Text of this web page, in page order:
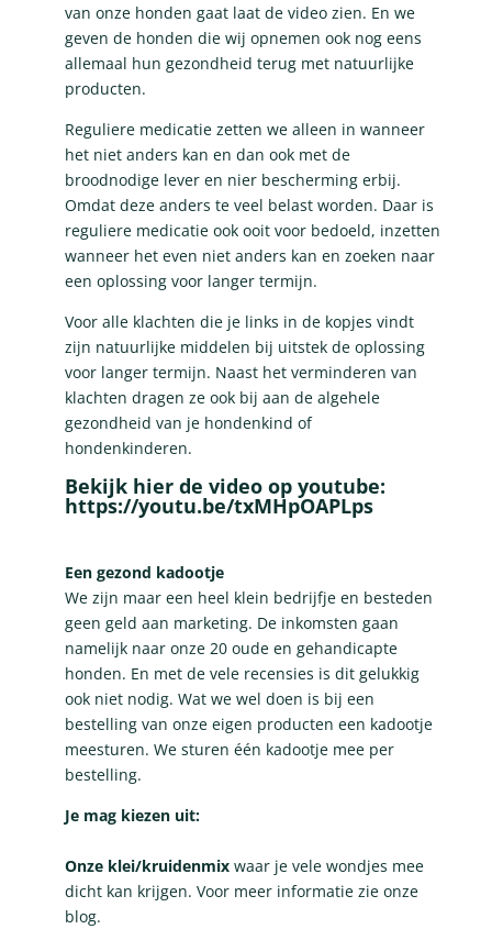
van onze honden gaat laat de video zien. En we
geven de honden die wij opnemen ook nog eens
allemaal hun gezondheid terug met natuurlijke
producten.
Reguliere medicatie zetten we alleen in wanneer
het niet anders kan en dan ook met de
broodnodige lever en nier bescherming erbij.
Omdat deze anders te veel belast worden. Daar is
reguliere medicatie ook ooit voor bedoeld, inzetten
wanneer het even niet anders kan en zoeken naar
een oplossing voor langer termijn.
Voor alle klachten die je links in de kopjes vindt
zijn natuurlijke middelen bij uitstek de oplossing
voor langer termijn. Naast het verminderen van
klachten dragen ze ook bij aan de algehele
gezondheid van je hondenkind of
hondenkinderen.
Bekijk hier de video op youtube:
https://youtu.be/txMHpOAPLps
Een gezond kadootje
We zijn maar een heel klein bedrijfje en besteden
geen geld aan marketing. De inkomsten gaan
namelijk naar onze 20 oude en gehandicapte
honden. En met de vele recensies is dit gelukkig
ook niet nodig. Wat we wel doen is bij een
bestelling van onze eigen producten een kadootje
meesturen. We sturen één kadootje mee per
bestelling.
Je mag kiezen uit:
Onze klei/kruidenmixwaar je vele wondjes mee
dicht kan krijgen. Voor meer informatie zie onze
blog.